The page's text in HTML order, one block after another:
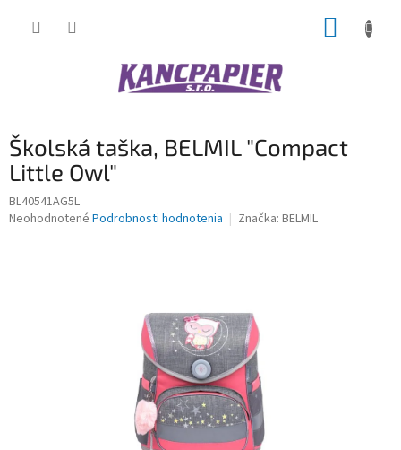
Školská taška, BELMIL "Compact
Little Owl"
BL40541AG5L
Priemerné
Neohodnotené Podrobnosti hodnotenia Značka: BELMIL